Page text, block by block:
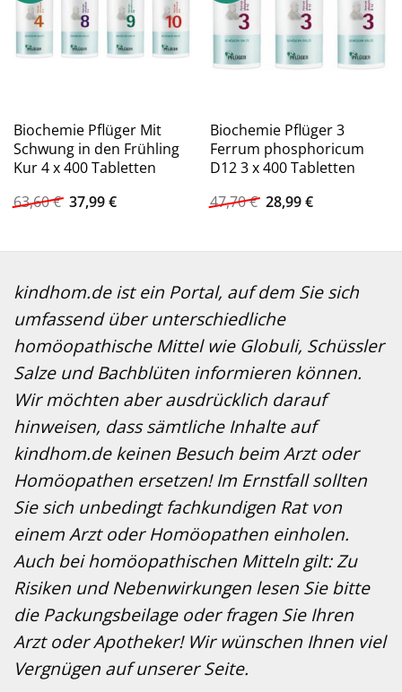
Biochemie Pflüger Mit
Schwung in den Frühling
Kur 4 x 400 Tabletten
63,60€ Ursprünglicher
Preis
37,99€Aktueller
Biochemie Pflüger 3
Ferrum phosphoricum
D12 3 x 400 Tabletten
47,70€ Ursprünglicher
Preis
28,99€Aktueller
kindhom.de ist ein Portal, auf dem Sie sich
umfassend über unterschiedliche
homöopathische Mittel wie Globuli, Schüssler
Salze und Bachblüten informieren können.
Wir möchten aber ausdrücklich darauf
hinweisen, dass sämtliche Inhalte auf
kindhom.de keinen Besuch beim Arzt oder
Homöopathen ersetzen! Im Ernstfall sollten
Sie sich unbedingt fachkundigen Rat von
einem Arzt oder Homöopathen einholen.
Auch bei homöopathischen Mitteln gilt: Zu
Risiken und Nebenwirkungen lesen Sie bitte
die Packungsbeilage oder fragen Sie Ihren
Arzt oder Apotheker! Wir wünschen Ihnen viel
Vergnügen auf unserer Seite.